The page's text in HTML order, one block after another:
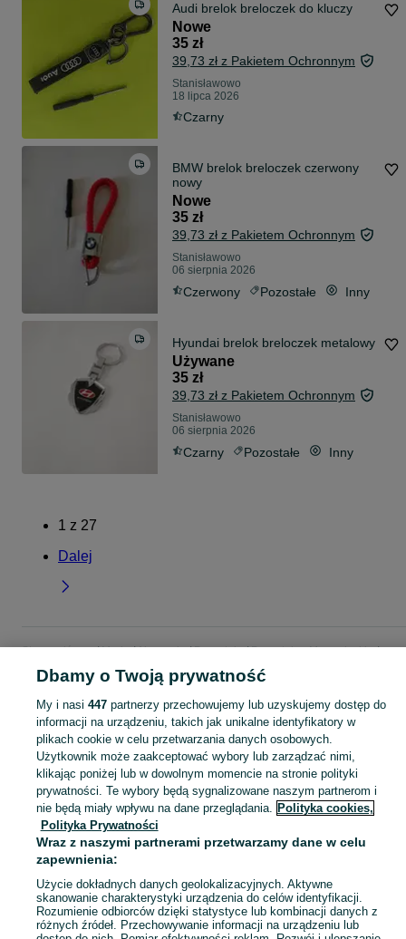
Audi brelok breloczek do kluczy
Nowe
35 zł
39,73 zł z Pakietem Ochronnym
Stanisławowo
18 lipca 2026
Czarny
BMW brelok breloczek czerwony
nowy
Nowe
35 zł
39,73 zł z Pakietem Ochronnym
Stanisławowo
06 sierpnia 2026
Czerwony Pozostałe Inny
Hyundai brelok breloczek metalowy
Używane
35 zł
39,73 zł z Pakietem Ochronnym
Stanisławowo
06 sierpnia 2026
Czarny Pozostałe Inny
1 z 27
Dalej
Strona główna Moda Akcesoria Pozostałe
Pozostałe - Mazowieckie
Pozostałe - Stanisławowo
KATEGORIA
Sprzedaż pozostałych akcesoriów modowych Stanisławowo ▶️ Różne materiały i kształty ✅ Nowe i używane w atrakcyjnych cenach ✌ Znajdź oferty na OLX.pl! Zobacz
Mapa kategorii
Mapa miejscowości
Mapa ministron
Popularne wyszukiwania
Dbamy o Twoją prywatność
My i nasi 447partnerzy przechowujemy lub uzyskujemy dostęp do
informacji na urządzeniu, takich jak unikalne identyfikatory w
plikach cookie w celu przetwarzania danych osobowych.
Użytkownik może zaakceptować wybory lub zarządzać nimi,
klikając poniżej lub w dowolnym momencie na stronie polityki
prywatności. Te wybory będą sygnalizowane naszym partnerom i
nie będą miały wpływu na dane przeglądania. Polityka cookies,
Polityka Prywatności
Wraz z naszymi partnerami przetwarzamy dane w celu
zapewnienia:
Użycie dokładnych danych geolokalizacyjnych. Aktywne
skanowanie charakterystyki urządzenia do celów identyfikacji.
Rozumienie odbiorców dzięki statystyce lub kombinacji danych z
różnych źródeł. Przechowywanie informacji na urządzeniu lub